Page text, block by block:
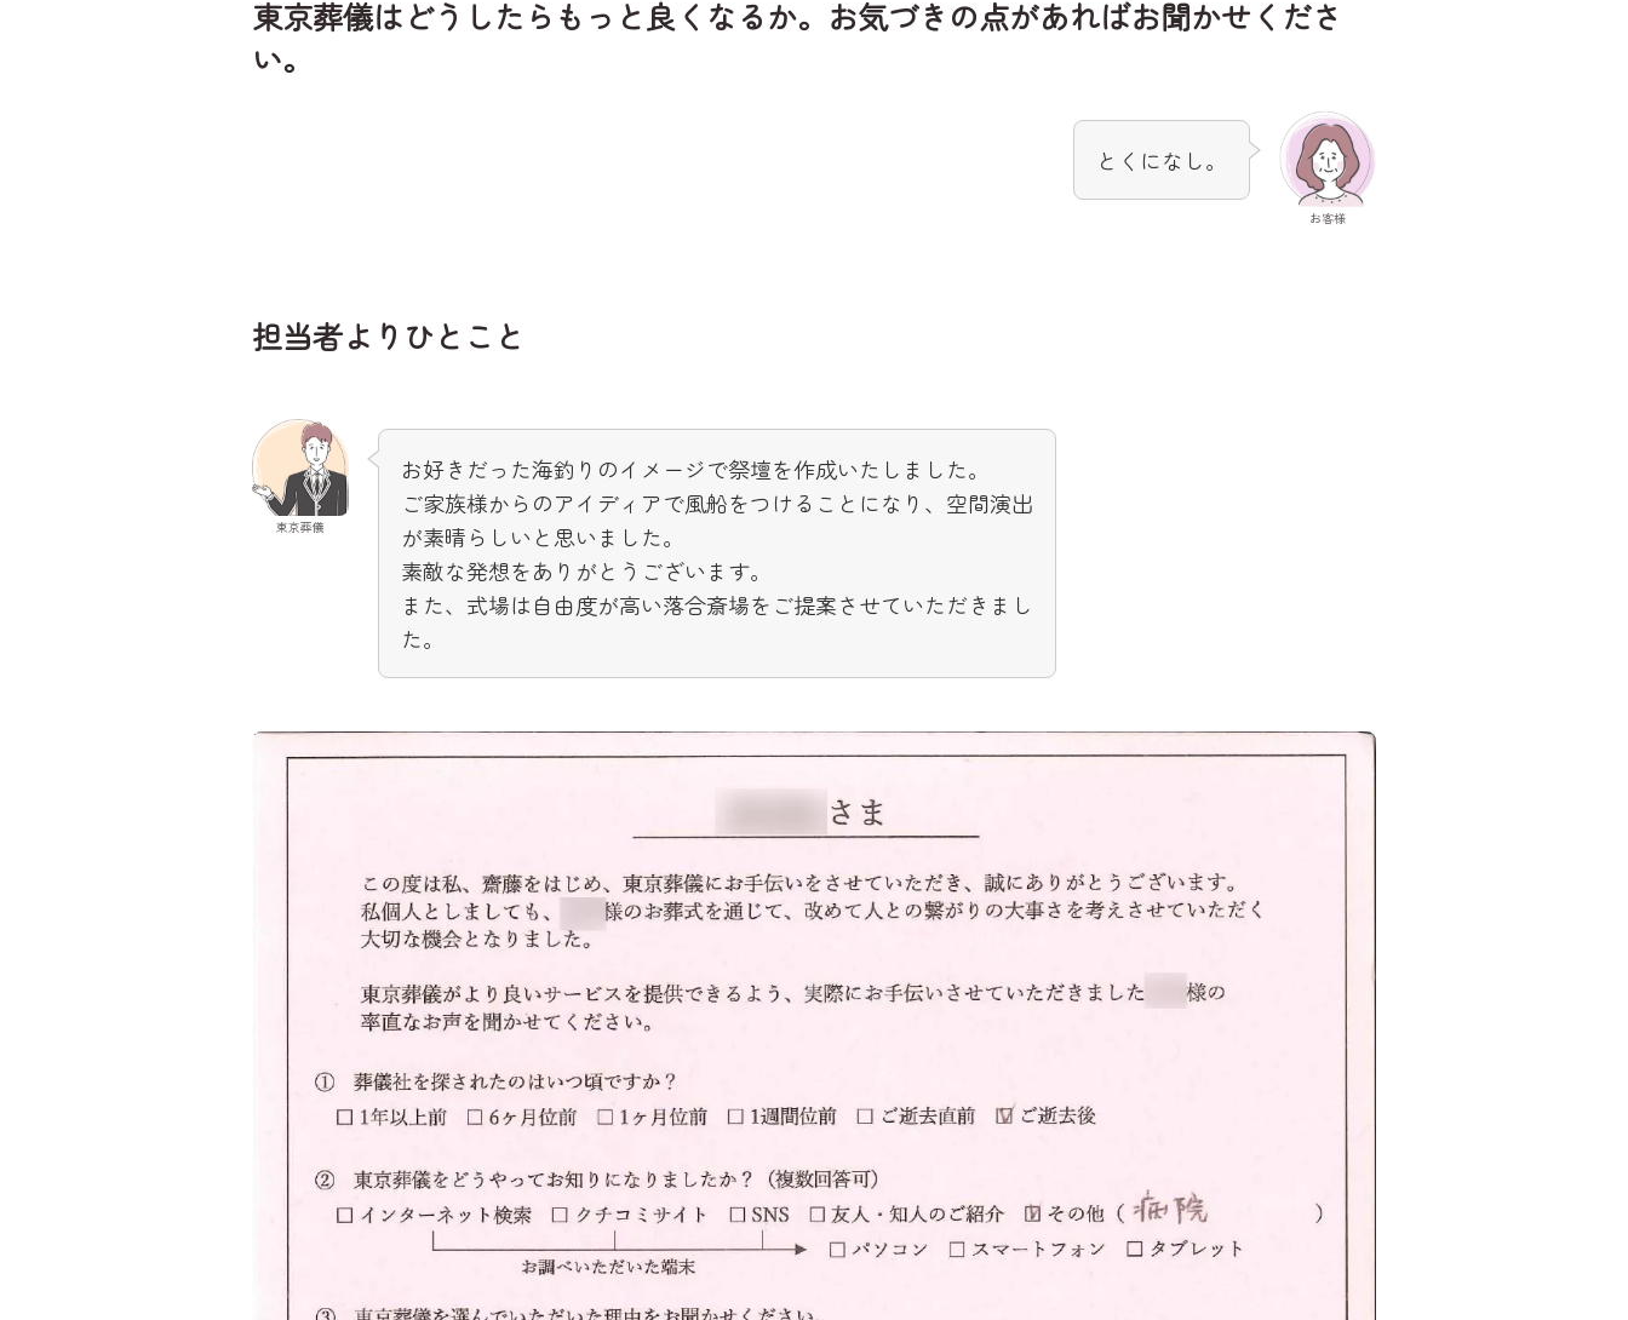
東京葬儀はどうしたらもっと良くなるか。お気づきの点があればお聞かせくださ
い。
お客様
とくになし。
担当者よりひとこと
東京葬儀
お好きだった海釣りのイメージで祭壇を作成いたしました。
ご家族様からのアイディアで風船をつけることになり、空間演出
が素晴らしいと思いました。
素敵な発想をありがとうございます。
また、式場は自由度が高い落合斎場をご提案させていただきまし
た。